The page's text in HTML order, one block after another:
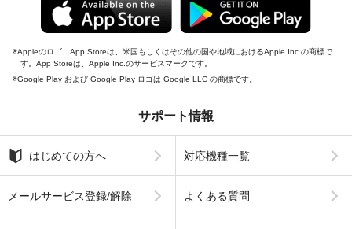
Appleのロゴ、App Storeは、米国もしくはその他の国や地域におけるApple Inc.の商標で
す。App Storeは、Apple Inc.のサービスマークです。
Google Play および Google Play ロゴは Google LLC の商標です。
サポート情報
はじめての方へ 対応機種一覧
メールサービス登録/解除 よくある質問